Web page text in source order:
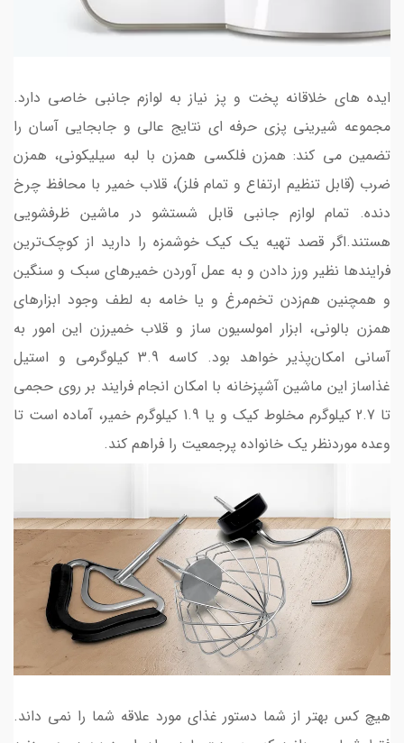
ایده های خلاقانه پخت و پز نیاز به لوازم جانبی خاصی دارد.
مجموعه شیرینی پزی حرفه ای نتایج عالی و جابجایی آسان را
تضمین می کند: همزن فلکسی همزن با لبه سیلیکونی، همزن
ضرب (قابل تنظیم ارتفاع و تمام فلز)، قلاب خمیر با محافظ چرخ
دنده. تمام لوازم جانبی قابل شستشو در ماشین ظرفشویی
هستند.اگر قصد تهیه یک کیک خوشمزه را دارید از کوچک‌ترین
فرایندها نظیر ورز دادن و به عمل آوردن خمیرهای سبک و سنگین
و همچنین هم‌زدن تخم‌مرغ و یا خامه به لطف وجود ابزارهای
همزن بالونی، ابزار امولسیون ساز و قلاب خمیرزن این امور به
آسانی امکان‌پذیر خواهد بود. کاسه 3.9 کیلوگرمی و استیل
غذاساز این ماشین آشپزخانه با امکان انجام فرایند بر روی حجمی
تا 2.7 کیلوگرم مخلوط کیک و یا 1.9 کیلوگرم خمیر، آماده است تا
وعده موردنظر یک خانواده پرجمعیت را فراهم کند.
هیچ کس بهتر از شما دستور غذای مورد علاقه شما را نمی داند.